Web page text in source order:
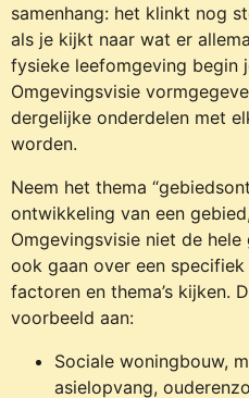
samenhang: het klinkt nog
als je kijkt naar wat er
fysieke leefomgeving begin
Omgevingsvisie
dergelijke onderdelen met
worden.
Neem het thema
ontwikkeling van een
Omgevingsvisie niet de
ook gaan over een
factoren en thema’s kijken.
voorbeeld aan:
Sociale woningbouw,
asielopvang,